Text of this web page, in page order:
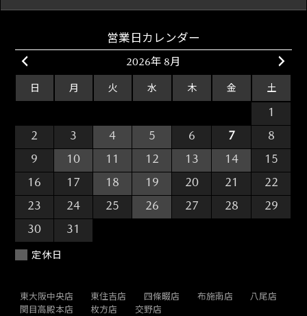
営業日カレンダー
2026年 8月
日 月 火 水 木 金 土
1
2
3 4 5 6 7
8
9
10 11 12 13 14
15
16
17 18 19 20 21
22
23
24 25 26 27 28
29
30
31
定休日
東大阪中央店 東住吉店 四條畷店 布施南店
八尾店
関目高殿本店
枚方店 交野店